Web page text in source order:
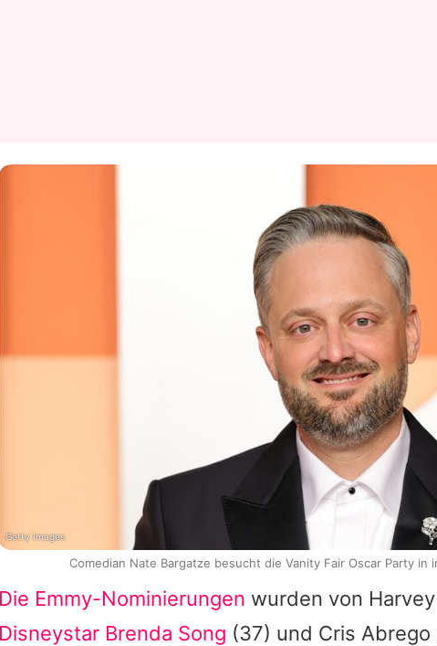
Die Emmy-Nominierungen wurden von
Disneystar Brenda Song (37) und Cris
Getty Images
Comedian Nate Bargatze besucht die Vanity Fair Oscar Party in